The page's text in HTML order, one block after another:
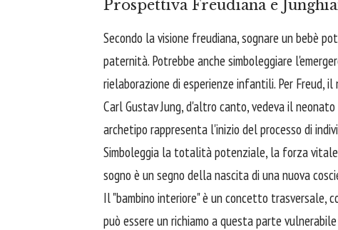
Prospettiva Freudiana e
Secondo la visione freudiana, sognare un bebè
paternità. Potrebbe anche simboleggiare
rielaborazione di esperienze infantili. Per Freud,
Carl Gustav Jung, d'altro canto, vedeva il neonato
archetipo rappresenta l'inizio del processo di
Simboleggia la totalità potenziale, la forza vitale
sogno è un segno della nascita di una nuova
Il "bambino interiore" è un concetto trasversale,
può essere un richiamo a questa parte